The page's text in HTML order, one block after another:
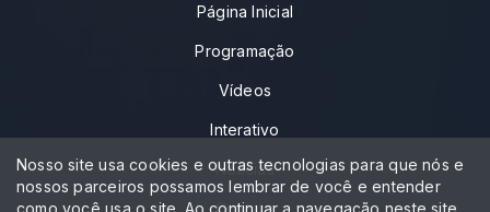
Página Inicial
Programação
Vídeos
Interativo
Notícias
Contato
Nosso site usa cookies e outras tecnologias para que nós e
nossos parceiros possamos lembrar de você e entender
como você usa o site. Ao continuar a navegação neste site